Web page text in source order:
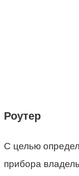
Роутер
С целью
прибора